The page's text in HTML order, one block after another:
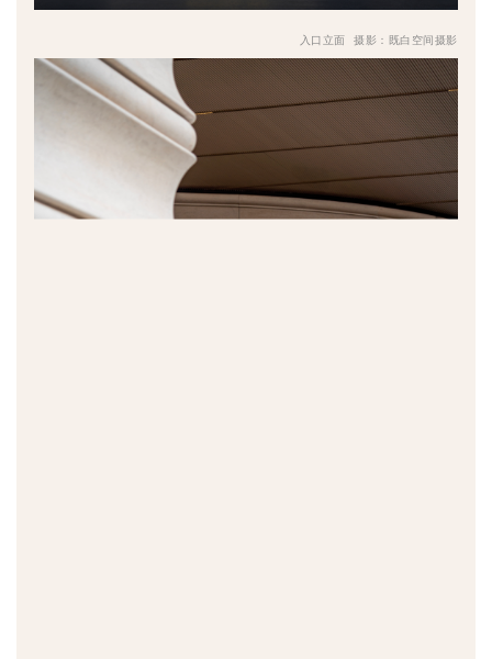
入口立面 摄影：既白空间摄影